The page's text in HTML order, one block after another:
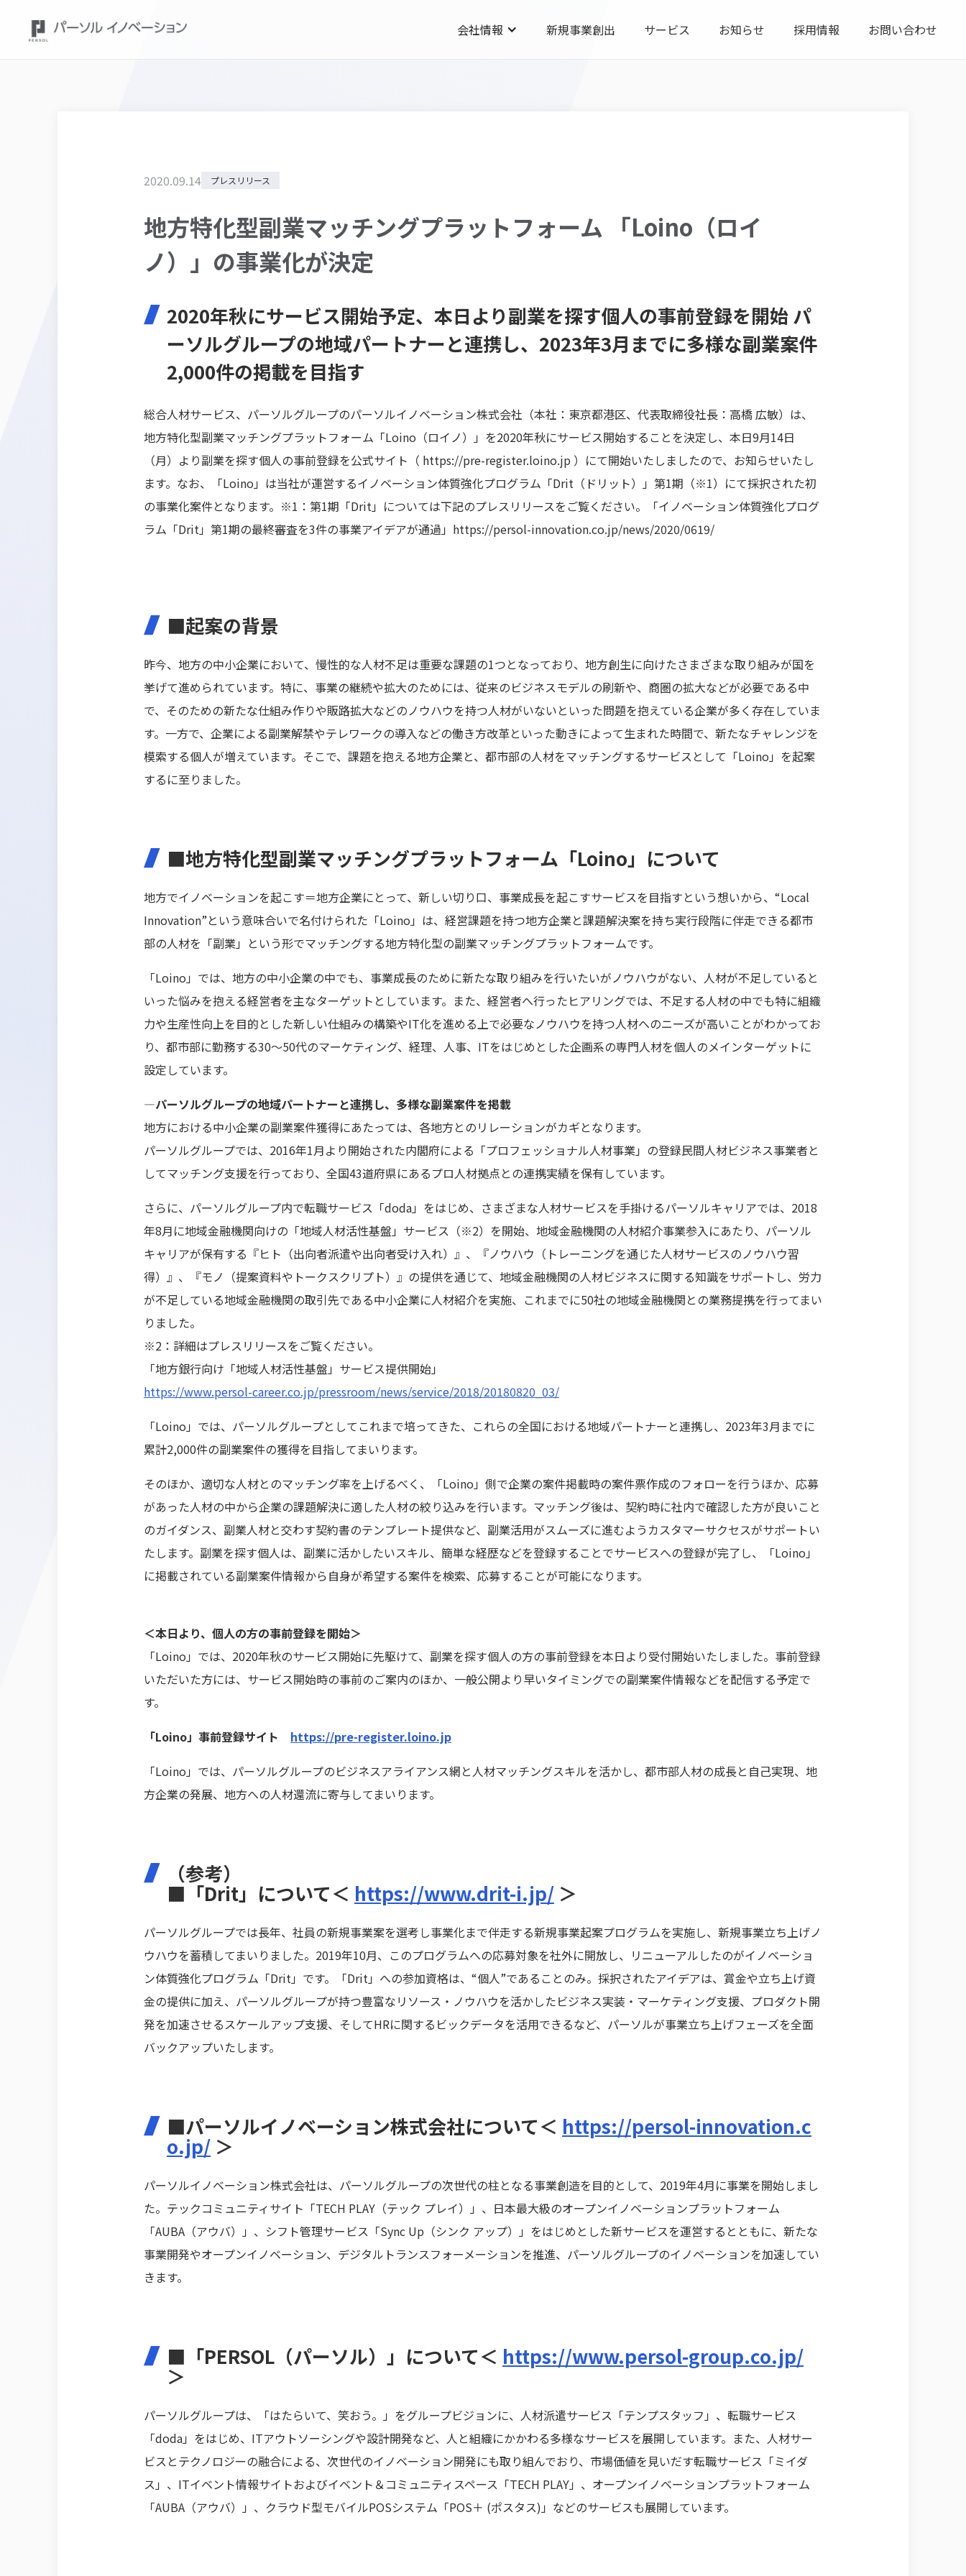
会社情報 新規事業創出 サービス お知らせ 採用情報 お問い合わせ
2020.09.14 プレスリリース
地方特化型副業マッチングプラットフォーム 「Loino（ロイ
ノ）」の事業化が決定
2020年秋にサービス開始予定、本日より副業を探す個人の事前登録を開始 パ
ーソルグループの地域パートナーと連携し、2023年3月までに多様な副業案件
2,000件の掲載を目指す
総合人材サービス、パーソルグループのパーソルイノベーション株式会社（本社：東京都港区、代表取締役社長：高橋 広敏）は、
地方特化型副業マッチングプラットフォーム「Loino（ロイノ）」を2020年秋にサービス開始することを決定し、本日9月14日
（月）より副業を探す個人の事前登録を公式サイト（ https://pre-register.loino.jp ）にて開始いたしましたので、お知らせいたし
ます。なお、「Loino」は当社が運営するイノベーション体質強化プログラム「Drit（ドリット）」第1期（※1）にて採択された初
の事業化案件となります。※1：第1期「Drit」については下記のプレスリリースをご覧ください。「イノベーション体質強化プログ
ラム「Drit」第1期の最終審査を3件の事業アイデアが通過」 https://persol-innovation.co.jp/news/2020/0619/
■起案の背景
昨今、地方の中小企業において、慢性的な人材不足は重要な課題の1つとなっており、地方創生に向けたさまざまな取り組みが国を
挙げて進められています。特に、事業の継続や拡大のためには、従来のビジネスモデルの刷新や、商圏の拡大などが必要である中
で、そのための新たな仕組み作りや販路拡大などのノウハウを持つ人材がいないといった問題を抱えている企業が多く存在していま
す。一方で、企業による副業解禁やテレワークの導入などの働き方改革といった動きによって生まれた時間で、新たなチャレンジを
模索する個人が増えています。そこで、課題を抱える地方企業と、都市部の人材をマッチングするサービスとして「Loino」を起案
するに至りました。
■地方特化型副業マッチングプラットフォーム「Loino」について
地方でイノベーションを起こす＝地方企業にとって、新しい切り口、事業成長を起こすサービスを目指すという想いから、“Local
Innovation”という意味合いで名付けられた「Loino」は、経営課題を持つ地方企業と課題解決案を持ち実行段階に伴走できる都市
部の人材を「副業」という形でマッチングする地方特化型の副業マッチングプラットフォームです。
「Loino」では、地方の中小企業の中でも、事業成長のために新たな取り組みを行いたいがノウハウがない、人材が不足していると
いった悩みを抱える経営者を主なターゲットとしています。また、経営者へ行ったヒアリングでは、不足する人材の中でも特に組織
力や生産性向上を目的とした新しい仕組みの構築やIT化を進める上で必要なノウハウを持つ人材へのニーズが高いことがわかってお
り、都市部に勤務する30～50代のマーケティング、経理、人事、ITをはじめとした企画系の専門人材を個人のメインターゲットに
設定しています。
―パーソルグループの地域パートナーと連携し、多様な副業案件を掲載
地方における中小企業の副業案件獲得にあたっては、各地方とのリレーションがカギとなります。
パーソルグループでは、2016年1月より開始された内閣府による「プロフェッショナル人材事業」の登録民間人材ビジネス事業者と
してマッチング支援を行っており、全国43道府県にあるプロ人材拠点との連携実績を保有しています。
さらに、パーソルグループ内で転職サービス「doda」をはじめ、さまざまな人材サービスを手掛けるパーソルキャリアでは、2018
年8月に地域金融機関向けの「地域人材活性基盤」サービス（※2）を開始、地域金融機関の人材紹介事業参入にあたり、パーソル
キャリアが保有する『ヒト（出向者派遣や出向者受け入れ）』、『ノウハウ（トレーニングを通じた人材サービスのノウハウ習
得）』、『モノ（提案資料やトークスクリプト）』の提供を通じて、地域金融機関の人材ビジネスに関する知識をサポートし、労力
が不足している地域金融機関の取引先である中小企業に人材紹介を実施、これまでに50社の地域金融機関との業務提携を行ってまい
りました。
※2：詳細はプレスリリースをご覧ください。
「地方銀行向け「地域人材活性基盤」サービス提供開始」
https://www.persol-career.co.jp/pressroom/news/service/2018/20180820_03/
「Loino」では、パーソルグループとしてこれまで培ってきた、これらの全国における地域パートナーと連携し、2023年3月までに
累計2,000件の副業案件の獲得を目指してまいります。
そのほか、適切な人材とのマッチング率を上げるべく、「Loino」側で企業の案件掲載時の案件票作成のフォローを行うほか、応募
があった人材の中から企業の課題解決に適した人材の絞り込みを行います。マッチング後は、契約時に社内で確認した方が良いこと
のガイダンス、副業人材と交わす契約書のテンプレート提供など、副業活用がスムーズに進むようカスタマーサクセスがサポートい
たします。副業を探す個人は、副業に活かしたいスキル、簡単な経歴などを登録することでサービスへの登録が完了し、「Loino」
に掲載されている副業案件情報から自身が希望する案件を検索、応募することが可能になります。
＜本日より、個人の方の事前登録を開始＞
「Loino」では、2020年秋のサービス開始に先駆けて、副業を探す個人の方の事前登録を本日より受付開始いたしました。事前登録
いただいた方には、サービス開始時の事前のご案内のほか、一般公開より早いタイミングでの副業案件情報などを配信する予定で
す。
「Loino」事前登録サイト https://pre-register.loino.jp
「Loino」では、パーソルグループのビジネスアライアンス網と人材マッチングスキルを活かし、都市部人材の成長と自己実現、地
方企業の発展、地方への人材還流に寄与してまいります。
（参考）
■「Drit」について＜ https://www.drit-i.jp/ ＞
パーソルグループでは長年、社員の新規事業案を選考し事業化まで伴走する新規事業起案プログラムを実施し、新規事業立ち上げノ
ウハウを蓄積してまいりました。2019年10月、このプログラムへの応募対象を社外に開放し、リニューアルしたのがイノベーショ
ン体質強化プログラム「Drit」です。「Drit」への参加資格は、“個人”であることのみ。採択されたアイデアは、賞金や立ち上げ資
金の提供に加え、パーソルグループが持つ豊富なリソース・ノウハウを活かしたビジネス実装・マーケティング支援、プロダクト開
発を加速させるスケールアップ支援、そしてHRに関するビックデータを活用できるなど、パーソルが事業立ち上げフェーズを全面
バックアップいたします。
■パーソルイノベーション株式会社について＜ https://persol-innovation.c
o.jp/ ＞
パーソルイノベーション株式会社は、パーソルグループの次世代の柱となる事業創造を目的として、2019年4月に事業を開始しまし
た。テックコミュニティサイト「TECH PLAY（テック プレイ）」、日本最大級のオープンイノベーションプラットフォーム
「AUBA（アウバ）」、シフト管理サービス「Sync Up（シンク アップ）」をはじめとした新サービスを運営するとともに、新たな
事業開発やオープンイノベーション、デジタルトランスフォーメーションを推進、パーソルグループのイノベーションを加速してい
きます。
■「PERSOL（パーソル）」について＜ https://www.persol-group.co.jp/
＞
パーソルグループは、「はたらいて、笑おう。」をグループビジョンに、人材派遣サービス「テンプスタッフ」、転職サービス
「doda」をはじめ、ITアウトソーシングや設計開発など、人と組織にかかわる多様なサービスを展開しています。また、人材サー
ビスとテクノロジーの融合による、次世代のイノベーション開発にも取り組んでおり、市場価値を見いだす転職サービス「ミイダ
ス」、ITイベント情報サイトおよびイベント＆コミュニティスペース「TECH PLAY」、オープンイノベーションプラットフォーム
「AUBA（アウバ）」、クラウド型モバイルPOSシステム「POS＋ (ポスタス)」などのサービスも展開しています。